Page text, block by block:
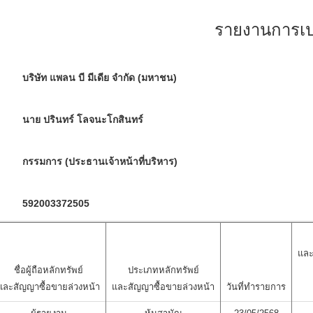
รายงานการ
บริษัท แพลน บี มีเดีย จำกัด (มหาชน)
นาย ปรินทร์ โลจนะโกสินทร์
กรรมการ (ประธานเจ้าหน้าที่บริหาร)
592003372505
ชื่อผู้ถือหลักทรัพย์
ละสัญญาซื้อขายล่วงหน้า
ประเภทหลักทรัพย์
และสัญญาซื้อขายล่วงหน้า
วันที่ทำรายการ
แล